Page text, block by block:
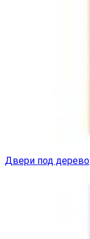
Двери под дерево